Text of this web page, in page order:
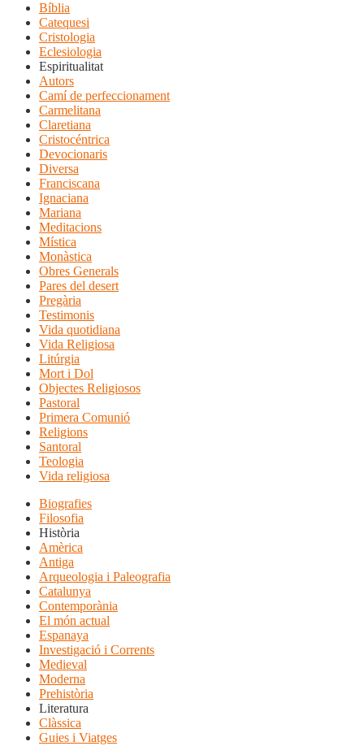
Bíblia
Catequesi
Cristologia
Eclesiologia
Espiritualitat
Autors
Camí de perfeccionament
Carmelitana
Claretiana
Cristocéntrica
Devocionaris
Diversa
Franciscana
Ignaciana
Mariana
Meditacions
Mística
Monàstica
Obres Generals
Pares del desert
Pregària
Testimonis
Vida quotidiana
Vida Religiosa
Litúrgia
Mort i Dol
Objectes Religiosos
Pastoral
Primera Comunió
Religions
Santoral
Teologia
Vida religiosa
Biografies
Filosofia
Història
Amèrica
Antiga
Arqueologia i Paleografia
Catalunya
Contemporània
El món actual
Espanaya
Investigació i Corrents
Medieval
Moderna
Prehistòria
Literatura
Clàssica
Guies i Viatges